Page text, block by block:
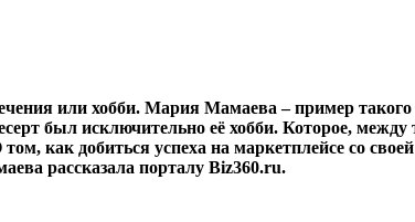
или хобби. Мария Мамаева – пример такого
был исключительно её хобби. Которое,
как добиться успеха на маркетплейсе со
рассказала порталу Biz360.ru.